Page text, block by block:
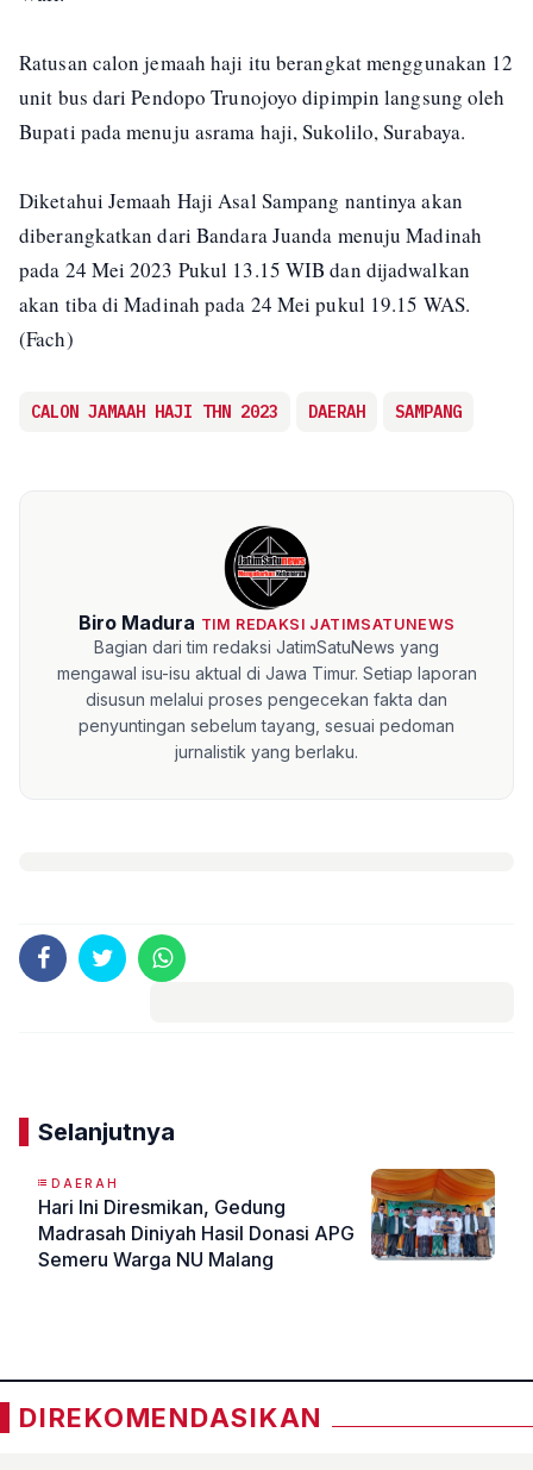
Ratusan calon jemaah haji itu berangkat menggunakan 12
unit bus dari Pendopo Trunojoyo dipimpin langsung oleh
Bupati pada menuju asrama haji, Sukolilo, Surabaya.
Diketahui Jemaah Haji Asal Sampang nantinya akan
diberangkatkan dari Bandara Juanda menuju Madinah
pada 24 Mei 2023 Pukul 13.15 WIB dan dijadwalkan
akan tiba di Madinah pada 24 Mei pukul 19.15 WAS.
(Fach)
CALON JAMAAH HAJI THN 2023 DAERAH SAMPANG
Biro Madura TIM REDAKSI JATIMSATUNEWS
Bagian dari tim redaksi JatimSatuNews yang
mengawal isu-isu aktual di Jawa Timur. Setiap laporan
disusun melalui proses pengecekan fakta dan
penyuntingan sebelum tayang, sesuai pedoman
jurnalistik yang berlaku.
Selanjutnya
DAERAH
Hari Ini Diresmikan, Gedung
Madrasah Diniyah Hasil Donasi APG
Semeru Warga NU Malang
DIREKOMENDASIKAN